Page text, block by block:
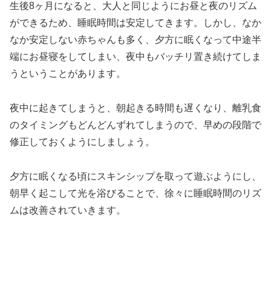
生後8ヶ月になると、大人と同じようにお昼と夜のリズム
ができるため、睡眠時間は安定してきます。しかし、なか
なか安定しない赤ちゃんも多く、夕方に眠くなって中途半
端にお昼寝をしてしまい、夜中もバッチリ置き続けてしま
うということがあります。
夜中に起きてしまうと、朝起きる時間も遅くなり、離乳食
のタイミングもどんどんずれてしまうので、早めの段階で
修正しておくようにしましょう。
夕方に眠くなる頃にスキンシップを取って遊ぶようにし、
朝早く起こして光を浴びることで、徐々に睡眠時間のリズ
ムは改善されていきます。